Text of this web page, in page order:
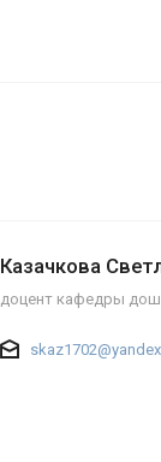
Казачкова
доцент кафедры